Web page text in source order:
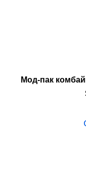
Мод-пак